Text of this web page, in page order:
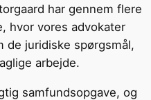
har gennem flere
hvor vores advokater
de juridiske spørgsmål,
arbejde.
samfundsopgave, og